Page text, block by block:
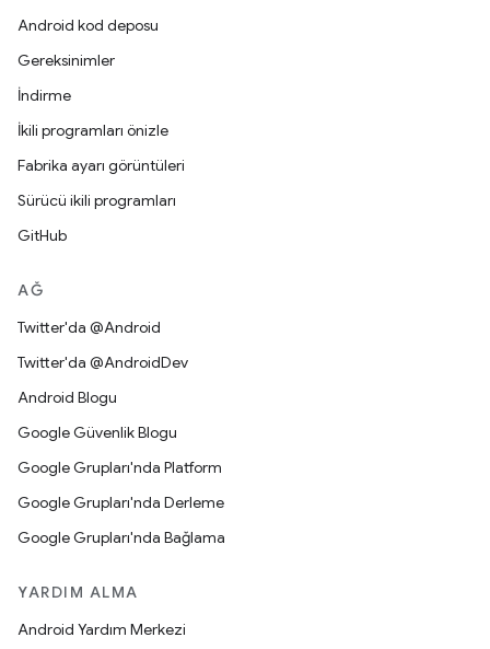
Android kod deposu
Gereksinimler
İndirme
İkili programları önizle
Fabrika ayarı görüntüleri
Sürücü ikili programları
GitHub
AĞ
Twitter'da @Android
Twitter'da @AndroidDev
Android Blogu
Google Güvenlik Blogu
Google Grupları'nda Platform
Google Grupları'nda Derleme
Google Grupları'nda Bağlama
YARDIM ALMA
Android Yardım Merkezi